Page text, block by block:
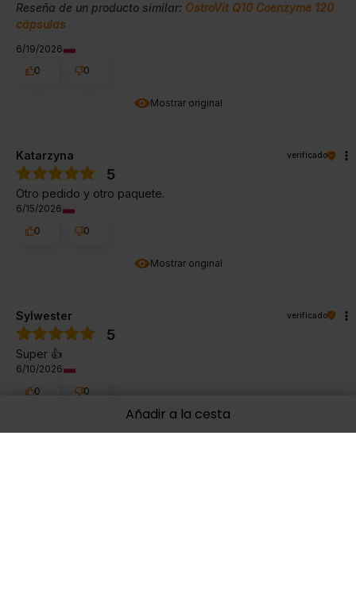
Añadir a la cesta
Mostrar original
Reseña de un producto similar: OstroVit Q10 Coenzyme 120
cápsulas
6/19/2026
0
0
Mostrar original
Katarzyna verificado
5
Otro pedido y otro paquete.
6/15/2026
0
0
Sylwester verificado
5
Super 👍️
6/10/2026
0
0